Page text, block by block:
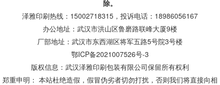
除。
泽雅印刷热线：15002718315，投诉电话：18986056167
办公地址：武汉市洪山区鲁磨路联峰大厦9楼
厂部地址：武汉市东西湖区将军五路5号院3号楼
鄂ICP备2021007526号-3
版权信息：武汉泽雅印刷包装有限公司保留所有权利
郑重申明： 本站杜绝造假，假冒伪劣者切勿打扰，否则我们将直接向相